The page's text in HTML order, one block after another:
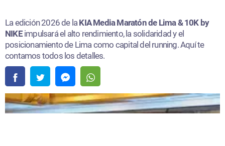
La edición 2026 de la KIA Media Maratón de Lima & 10K by
NIKEimpulsará el alto rendimiento, la solidaridad y el
posicionamiento de Lima como capital del running. Aquí te
contamos todos los detalles.